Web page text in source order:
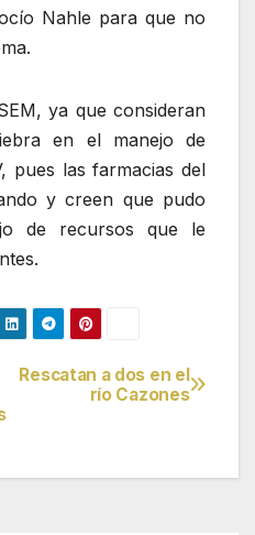
Nahle para que no
ya que consideran
en el manejo de
pues las farmacias del
y creen que pudo
de recursos que le
Rescatan a dos en el
río Cazones